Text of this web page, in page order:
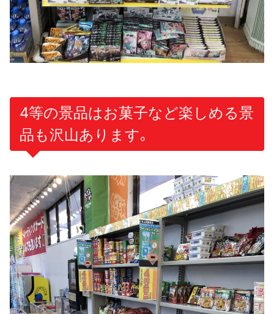
4等の景品はお菓子など楽しめる景
品も沢山あります｡